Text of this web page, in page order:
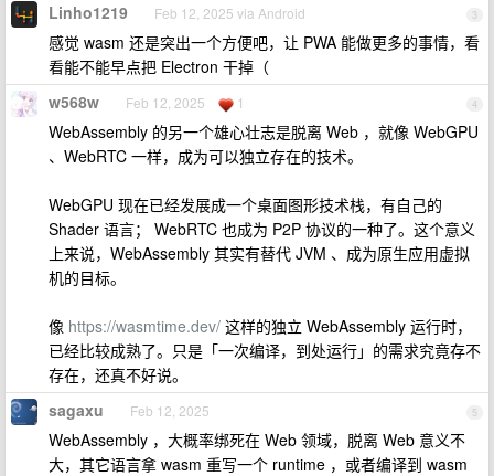
3
Linho1219 Feb 12, 2025 via Android
感觉 wasm 还是突出一个方便吧，让 PWA 能做更多的事情，看
看能不能早点把 Electron 干掉（
4
w568w Feb 12, 2025 1
WebAssembly 的另一个雄心壮志是脱离 Web ，就像 WebGPU
、WebRTC 一样，成为可以独立存在的技术。
WebGPU 现在已经发展成一个桌面图形技术栈，有自己的
Shader 语言； WebRTC 也成为 P2P 协议的一种了。这个意义
上来说，WebAssembly 其实有替代 JVM 、成为原生应用虚拟
机的目标。
像 https://wasmtime.dev/ 这样的独立 WebAssembly 运行时，
已经比较成熟了。只是「一次编译，到处运行」的需求究竟存不
存在，还真不好说。
5
sagaxu Feb 12, 2025
WebAssembly ，大概率绑死在 Web 领域，脱离 Web 意义不
大，其它语言拿 wasm 重写一个 runtime ，或者编译到 wasm